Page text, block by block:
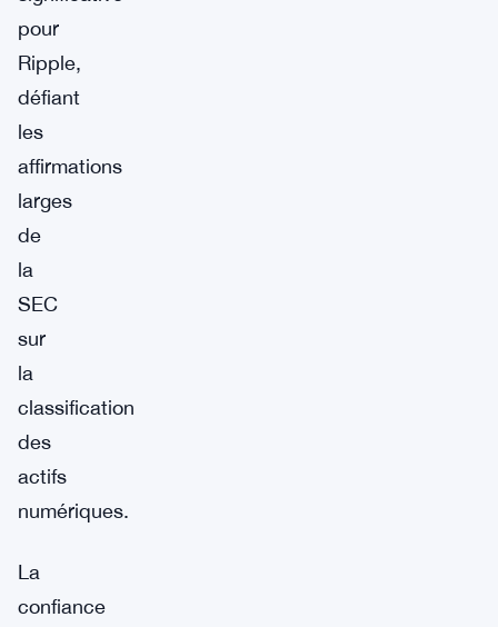
pour
Ripple,
défiant
les
affirmations
larges
de
la
SEC
sur
la
classification
des
actifs
numériques.
La
confiance